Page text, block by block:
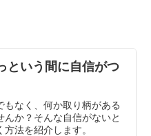
という間に自信がつ
なく、何か取り柄がある
か？そんな自信がないと
法を紹介します。